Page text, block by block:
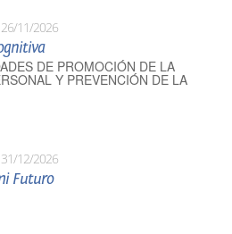
26/11/2026
DE PROMOCIÓN DE LA
Y PREVENCIÓN DE LA
31/12/2026
Futuro